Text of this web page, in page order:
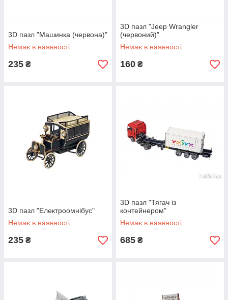
3D пазл "Машинка (червона)"
Немає в наявності
235 ₴
3D пазл "Jeep Wrangler
(червоний)"
Немає в наявності
160 ₴
3D пазл "Електроомнібус"
Немає в наявності
235 ₴
3D пазл "Тягач із
контейнером"
Немає в наявності
685 ₴